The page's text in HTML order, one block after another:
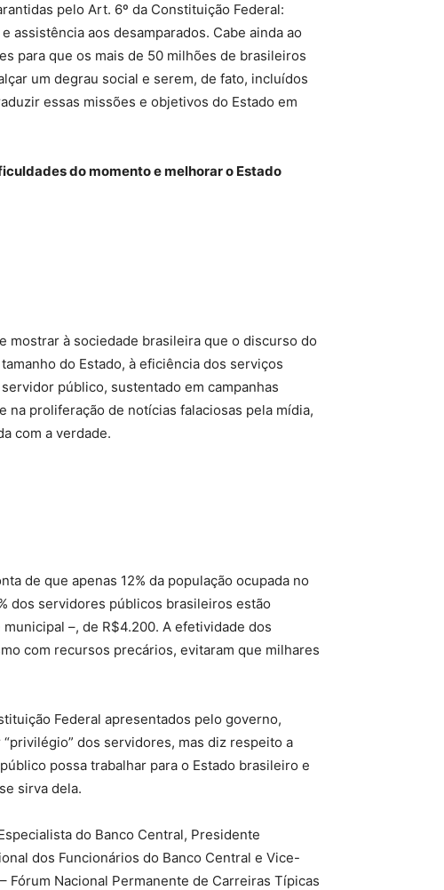
pelo Art. 6º da Constituição Federal:
assistência aos desamparados. Cabe ainda ao
para que os mais de 50 milhões de brasileiros
um degrau social e serem, de fato, incluídos
essas missões e objetivos do Estado em
do momento e melhorar o Estado
mostrar à sociedade brasileira que o discurso do
do Estado, à eficiência dos serviços
público, sustentado em campanhas
na proliferação de notícias falaciosas pela mídia,
com a verdade.
de que apenas 12% da população ocupada no
dos servidores públicos brasileiros estão
–, de R$4.200. A efetividade dos
com recursos precários, evitaram que milhares
Federal apresentados pelo governo,
dos servidores, mas diz respeito a
possa trabalhar para o Estado brasileiro e
sirva dela.
do Banco Central, Presidente
dos Funcionários do Banco Central e Vice-
– Fórum Nacional Permanente de Carreiras Típicas